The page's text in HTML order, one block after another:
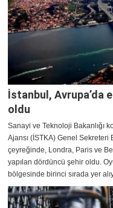
İstanbul, Avrupa’da
oldu
Sanayi ve Teknoloji Bakanlığı
Ajansı (İSTKA) Genel Sekreteri
çeyreğinde, Londra, Paris ve
yapılan dördüncü şehir oldu.
bölgesinde birinci sırada yer